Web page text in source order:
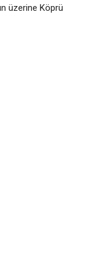
üzerine Köprü